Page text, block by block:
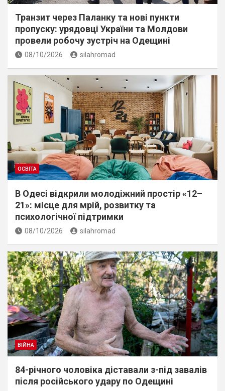
Транзит через Паланку та нові пункти
пропуску: урядовці України та Молдови
провели робочу зустріч на Одещині
08/10/2026 silahromad
ОСВІТА
В Одесі відкрили молодіжний простір «12–
21»: місце для мрій, розвитку та
психологічної підтримки
08/10/2026 silahromad
ВІЙНА
84-річного чоловіка діставали з-під завалів
пiсля росiйського удару по Одещині